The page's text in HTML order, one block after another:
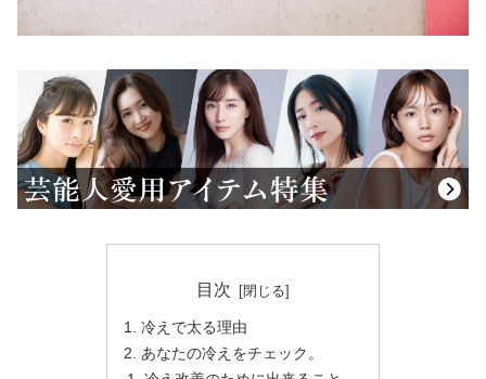
目次
冷えで太る理由
あなたの冷えをチェック。